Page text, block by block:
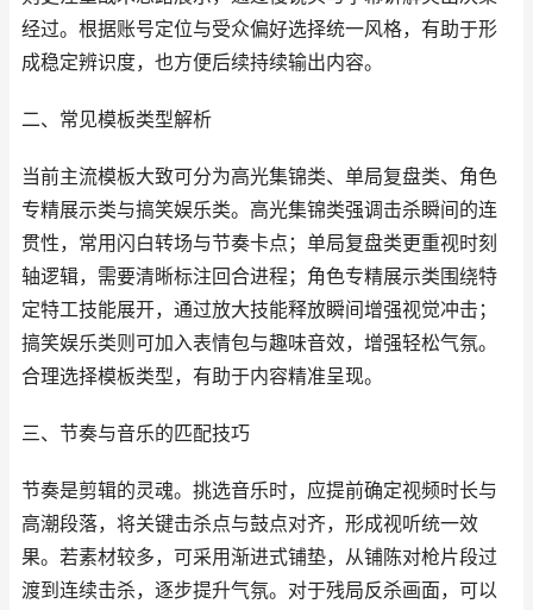
经过。根据账号定位与受众偏好选择统一风格，有助于形
成稳定辨识度，也方便后续持续输出内容。
二、常见模板类型解析
当前主流模板大致可分为高光集锦类、单局复盘类、角色
专精展示类与搞笑娱乐类。高光集锦类强调击杀瞬间的连
贯性，常用闪白转场与节奏卡点；单局复盘类更重视时刻
轴逻辑，需要清晰标注回合进程；角色专精展示类围绕特
定特工技能展开，通过放大技能释放瞬间增强视觉冲击；
搞笑娱乐类则可加入表情包与趣味音效，增强轻松气氛。
合理选择模板类型，有助于内容精准呈现。
三、节奏与音乐的匹配技巧
节奏是剪辑的灵魂。挑选音乐时，应提前确定视频时长与
高潮段落，将关键击杀点与鼓点对齐，形成视听统一效
果。若素材较多，可采用渐进式铺垫，从铺陈对枪片段过
渡到连续击杀，逐步提升气氛。对于残局反杀画面，可以